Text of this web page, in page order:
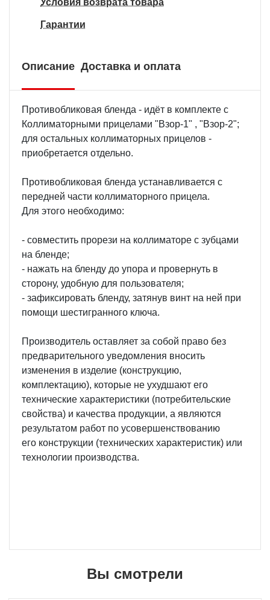
Гарантии
Описание Доставка и оплата
Противобликовая бленда - идёт в комплекте с
Коллиматорными прицелами "Взор-1" , "Взор-2";
для остальных коллиматорных прицелов -
приобретается отдельно.
Противобликовая бленда устанавливается с
передней части коллиматорного прицела.
Для этого необходимо:
- совместить прорези на коллиматоре с зубцами
на бленде;
- нажать на бленду до упора и провернуть в
сторону, удобную для пользователя;
- зафиксировать бленду, затянув винт на ней при
помощи шестигранного ключа.
Производитель оставляет за собой право без
предварительного уведомления вносить
изменения в изделие (конструкцию,
комплектацию), которые не ухудшают его
технические характеристики (потребительские
свойства) и качества продукции, а являются
результатом работ по усовершенствованию
его конструкции (технических характеристик) или
технологии производства.
Вы смотрели